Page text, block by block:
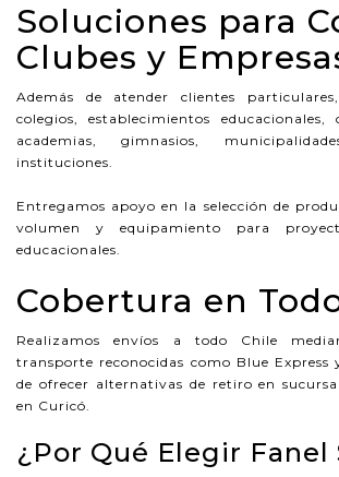
Soluciones para
Clubes y
Además de atender clientes
colegios, establecimientos educacionales,
academias, gimnasios,
instituciones.
Entregamos apoyo en la selección de
volumen y equipamiento para
educacionales.
Cobertura en
Realizamos envíos a todo Chile
transporte reconocidas como Blue Express
de ofrecer alternativas de retiro en
en Curicó.
¿Por Qué Elegir Fanel